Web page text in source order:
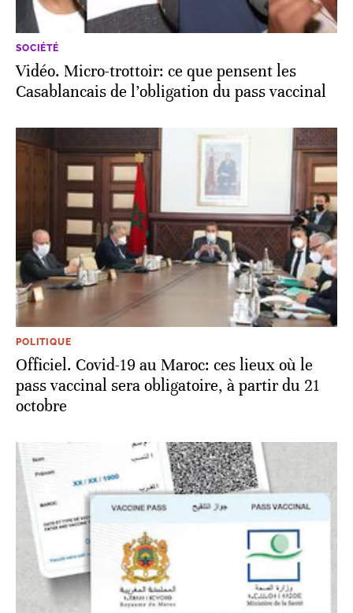
SOCIÉTÉ
Vidéo. Micro-trottoir: ce que pensent les
Casablancais de l’obligation du pass vaccinal
POLITIQUE
Officiel. Covid-19 au Maroc: ces lieux où le
pass vaccinal sera obligatoire, à partir du 21
octobre